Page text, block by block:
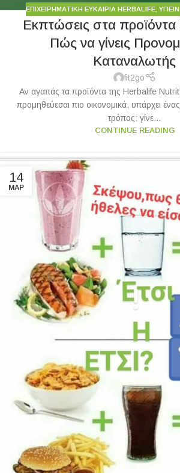
ΕΠΙΧΕΙΡΗΜΑΤΙΚΗ ΕΥΚΑΙΡΙΑ HERBALIFE,
Εκπτώσεις στα
Πώς να γίνεις
Καταναλωτής
fit2go
Αν αγαπάς τα προϊόντα της Herbalife
προμηθεύεσαι πιο οικονομικά, υπάρχει
τρόπος: γίνε...
CONTINUE READING
14
ΜΑΡ